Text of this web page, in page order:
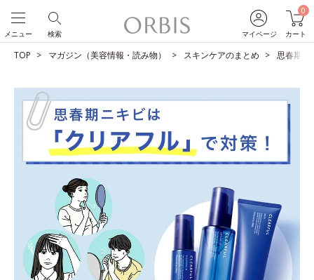
マイページ
0
カート
検索
メニュー
TOP マガジン（美容情報・読み物） スキンケアのまとめ 思春期ニ